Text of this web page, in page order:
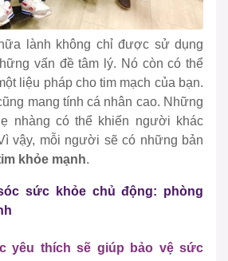
lành không chỉ được sử dụng
vấn đề tâm lý. Nó còn có thể
liệu pháp cho tim mạch của bạn.
mang tính cá nhân cao. Những
nhàng có thể khiến người khác
vậy, mỗi người sẽ có những bản
khỏe mạnh.
sức khỏe chủ động: phòng
yêu thích sẽ giúp bảo vệ sức